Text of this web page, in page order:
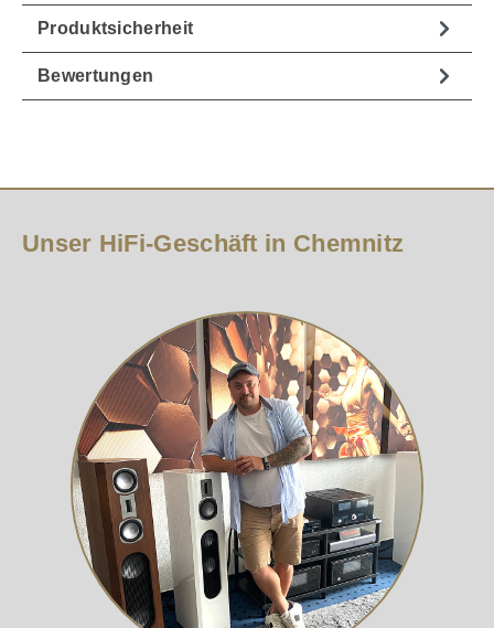
Produktsicherheit
Bewertungen
Unser HiFi-Geschäft in Chemnitz